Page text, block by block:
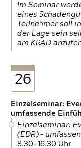
Im Seminar
eines
Teilnehmer soll
der Lage sein
am KRAD
26
Einzelseminar:
umfassende
Einzelseminar:
(EDR) –
8.30—16.30 Uhr